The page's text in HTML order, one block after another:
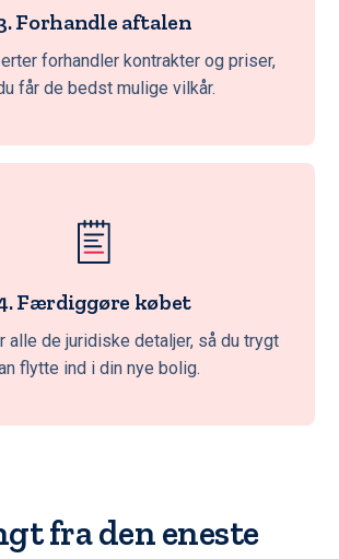
Forhandle aftalen
forhandler kontrakter og priser,
får de bedst mulige vilkår.
Færdiggøre købet
alle de juridiske detaljer, så du trygt
flytte ind i din nye bolig.
fra den eneste